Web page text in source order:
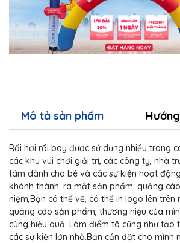
Mô tả sản phẩm
Rối hơi rối bay được sử dụng nhiều trong
các khu vui chơi giải trí, các công ty, nhà
tâm dành cho bé và các sự kiện hoạt
khánh thành, ra mắt sản phẩm, quảng
niệm,Bạn có thể vẽ, có thể in logo lên trên
quảng cáo sản phẩm, thương hiệu của
cùng hiệu quả. Làm điểm tô cũng như tạo
các sự kiện lớn nhỏ.Bạn cần đặt cho mình